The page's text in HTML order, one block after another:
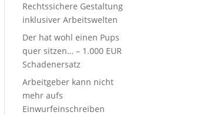
Rechtssichere Gestaltung
inklusiver Arbeitswelten
Der hat wohl einen Pups
quer sitzen… – 1.000 EUR
Schadenersatz
Arbeitgeber kann nicht
mehr aufs
Einwurfeinschreiben